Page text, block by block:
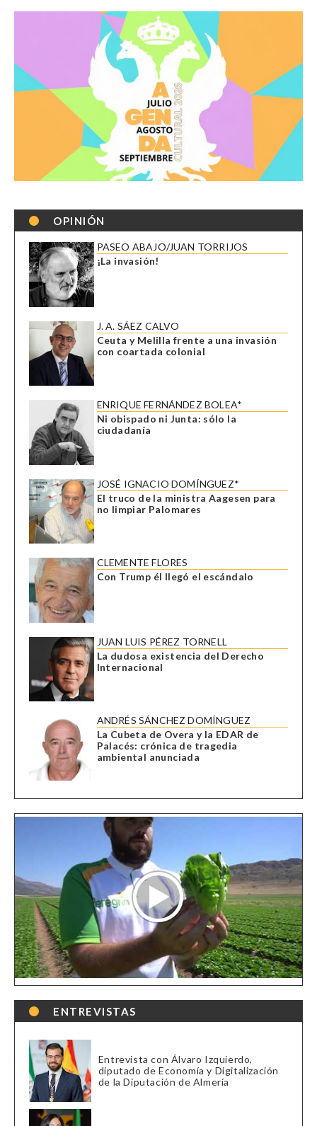
OPINIÓN
PASEO ABAJO/JUAN TORRIJOS
¡La invasión!
J. A. SÁEZ CALVO
Ceuta y Melilla frente a una invasión
con coartada colonial
ENRIQUE FERNÁNDEZ BOLEA*
Ni obispado ni Junta: sólo la
ciudadanía
JOSÉ IGNACIO DOMÍNGUEZ*
El truco de la ministra Aagesen para
no limpiar Palomares
CLEMENTE FLORES
Con Trump él llegó el escándalo
JUAN LUIS PÉREZ TORNELL
La dudosa existencia del Derecho
Internacional
ANDRÉS SÁNCHEZ DOMÍNGUEZ
La Cubeta de Overa y la EDAR de
Palacés: crónica de tragedia
ambiental anunciada
ENTREVISTAS
Entrevista con Álvaro Izquierdo,
diputado de Economía y Digitalización
de la Diputación de Almería